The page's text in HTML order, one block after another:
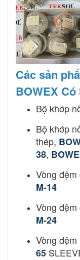
Các sản
BOWEX Có
Bộ khớp
Bộ khớp
thép,
38,
Vòng
M-14
Vòng
M-24
Vòng đệm
65